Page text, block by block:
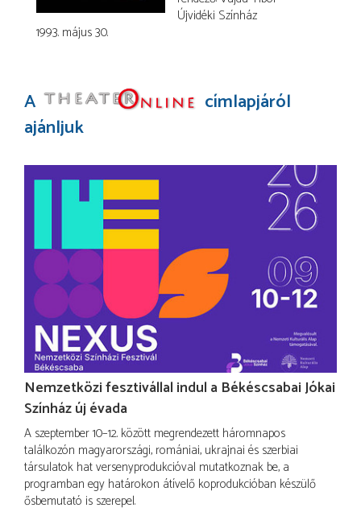
Újvidéki Színház
1993. május 30.
A
címlapjáról
ajánljuk
Nemzetközi fesztivállal indul a Békéscsabai Jókai
Színház új évada
A szeptember 10–12. között megrendezett háromnapos
találkozón magyarországi, romániai, ukrajnai és szerbiai
társulatok hat versenyprodukcióval mutatkoznak be, a
programban egy határokon átívelő koprodukcióban készülő
ősbemutató is szerepel.